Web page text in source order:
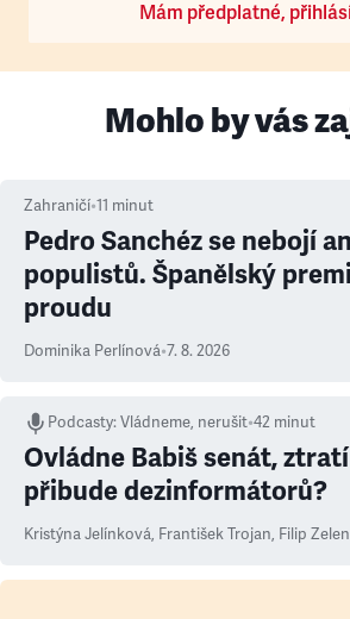
Mám předplatné,
Mohlo by vás
Zahraničí•11 minut
Pedro Sanchéz se nebojí
populistů. Španělský
proudu
Dominika Perlínová•7. 8. 2026
Podcasty:Vládneme, nerušit•42 minut
Ovládne Babiš senát,
přibude dezinformátorů?
Kristýna Jelínková, František Trojan, Filip